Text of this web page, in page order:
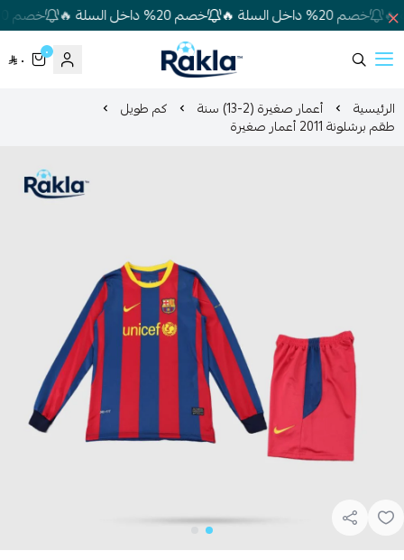
خصم 20% داخل السلة 🔥 خصم 20% داخل السلة 🔥 خصم 20% داخل السلة 🔥
Rakla
٠ ٠
الرئيسية أعمار صغيرة (2-13) سنة كم طويل
طقم برشلونة 2011 أعمار صغيرة